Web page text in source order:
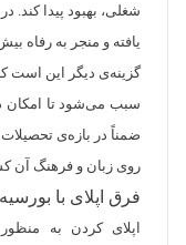
شغلی، بهبود پیدا
یافته و منجر به رفاه
گزینه‌ی دیگر این است
سبب می‌شود تا امکان
ضمناً در بازه‌ی
روی زبان و فرهنگ آن
فرق اپلای با بورسیه
اپلای کردن به